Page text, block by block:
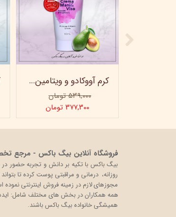
کرم آووکادو و ویتامینE ویتابلا - تیوپی 60 میلی‌لیتر
۵۳۹,۰۰۰ تومان
۳۷۷,۳۰۰ تومان
فروشگاه آنلاین بیگ باکس - مرجع
روزانه، درمانی و مراقبتی پوست کرده تا
مجوزهای لازم در زمینه فروش اینترنتی
همه همکاران در بخش های مختلف شامل: ایده
همیشگی خانواده بیگ باکس باشند.